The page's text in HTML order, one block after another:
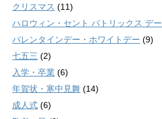
クリスマス (11)
ハロウィン・セント パトリックス デー
バレンタインデー・ホワイトデー (9)
七五三 (2)
入学・卒業 (6)
年賀状・寒中見舞 (14)
成人式 (6)